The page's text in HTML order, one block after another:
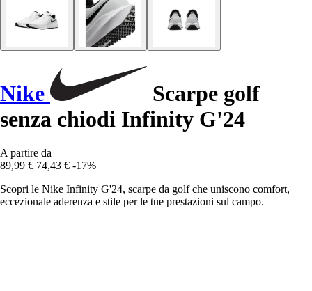
Nike
Scarpe golf
senza chiodi Infinity G'24
A partire da
89,99 € 74,43 € -17%
Scopri le Nike Infinity G'24, scarpe da golf che uniscono comfort,
eccezionale aderenza e stile per le tue prestazioni sul campo.